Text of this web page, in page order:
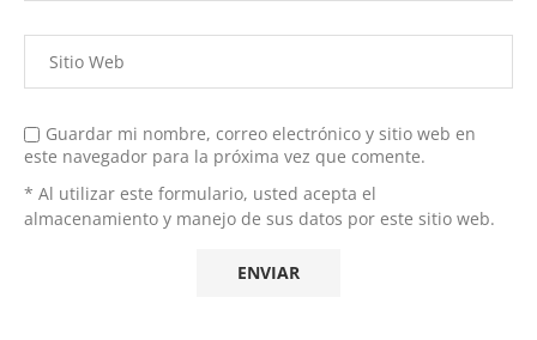
Guardar mi nombre, correo electrónico y sitio web en
este navegador para la próxima vez que comente.
* Al utilizar este formulario, usted acepta el
almacenamiento y manejo de sus datos por este sitio web.